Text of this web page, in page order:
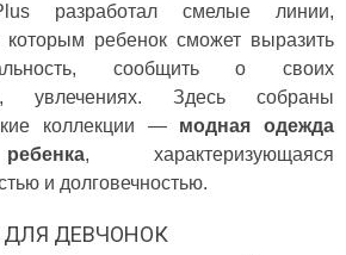
разработал смелые линии,
которым ребенок сможет выразить
сообщить о своих
увлечениях. Здесь собраны
коллекции — модная одежда
, характеризующаяся
и долговечностью.
ДЕВЧОНОК